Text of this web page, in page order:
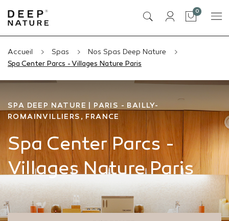
Panier
0articles
Accueil Spas
Nos Spas Deep Nature
Spa Center Parcs - Villages Nature Paris
SPA DEEP NATURE | PARIS - BAILLY-
ROMAINVILLIERS, FRANCE
Spa Center Parcs -
Villages Nature Paris